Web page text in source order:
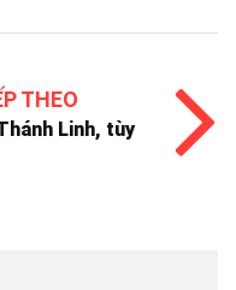
THEO
Linh, tùy